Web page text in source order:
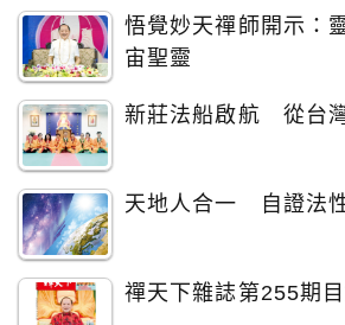
悟覺妙天禪師開示：
宙聖靈
新莊法船啟航 從台
天地人合一 自證法
禪天下雜誌第255期